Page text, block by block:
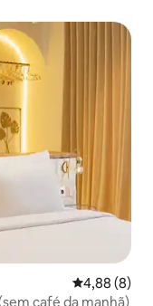
4,88 de uma
4,88 (8)
café da manhã)